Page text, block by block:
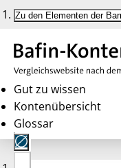
Zu den Elementen der
Gut zu wissen
Kontenübersicht
Glossar